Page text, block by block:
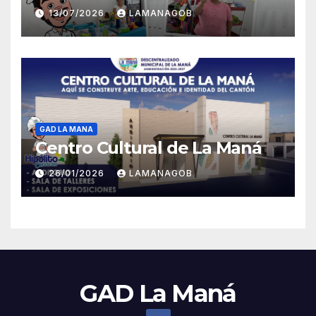
13/07/2026 LAMANAGOB
GAD LA MANA
Centro Cultural de La Maná
26/01/2026 LAMANAGOB
GAD La Maná